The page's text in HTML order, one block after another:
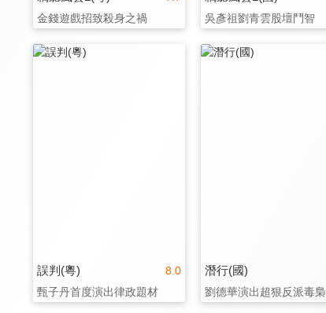
金錢遊戲招致殺身之禍 吳彥祖劉青雲股壇鬥智
8.0
誤判(粵)
甄子丹首度演出律政題材
潛行(國)
劉德華演出超狠反派毒梟